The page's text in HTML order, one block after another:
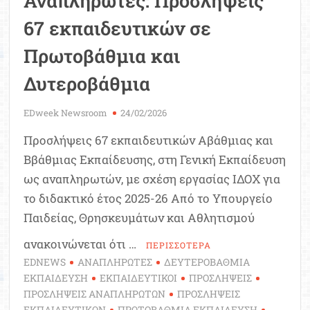
67 εκπαιδευτικών σε
Πρωτοβάθμια και
Δυτεροβάθμια
EDweek Newsroom 24/02/2026
Προσλήψεις 67 εκπαιδευτικών Αβάθμιας και
Ββάθμιας Εκπαίδευσης, στη Γενική Εκπαίδευση
ως αναπληρωτών, με σχέση εργασίας ΙΔΟΧ για
το διδακτικό έτος 2025-26 Από το Υπουργείο
Παιδείας, Θρησκευμάτων και Αθλητισμού
ανακοινώνεται ότι …
ΠΕΡΙΣΣΟΤΕΡΑ
EDNEWS ΑΝΑΠΛΗΡΩΤΕΣ
ΔΕΥΤΕΡΟΒΑΘΜΙΑ
ΕΚΠΑΙΔΕΥΣΗ
ΕΚΠΑΙΔΕΥΤΙΚΟΙ
ΠΡΟΣΛΗΨΕΙΣ
ΠΡΟΣΛΗΨΕΙΣ ΑΝΑΠΛΗΡΩΤΩΝ
ΠΡΟΣΛΗΨΕΙΣ